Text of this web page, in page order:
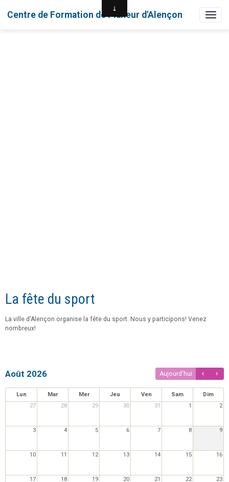
Centre de Formation de Planeur d'Alençon
La fête du sport
La ville d'Alençon organise la fête du sport. Nous y participons! Venez
nombreux!
Août 2026 Aujourd'hui
Lun Mar Mer Jeu Ven Sam
Dim
27
28 29 30 31 1 2
3 4 5 6 7 8 9
10 11 12 13 14 15 16
17 18 19 20 21 22 23